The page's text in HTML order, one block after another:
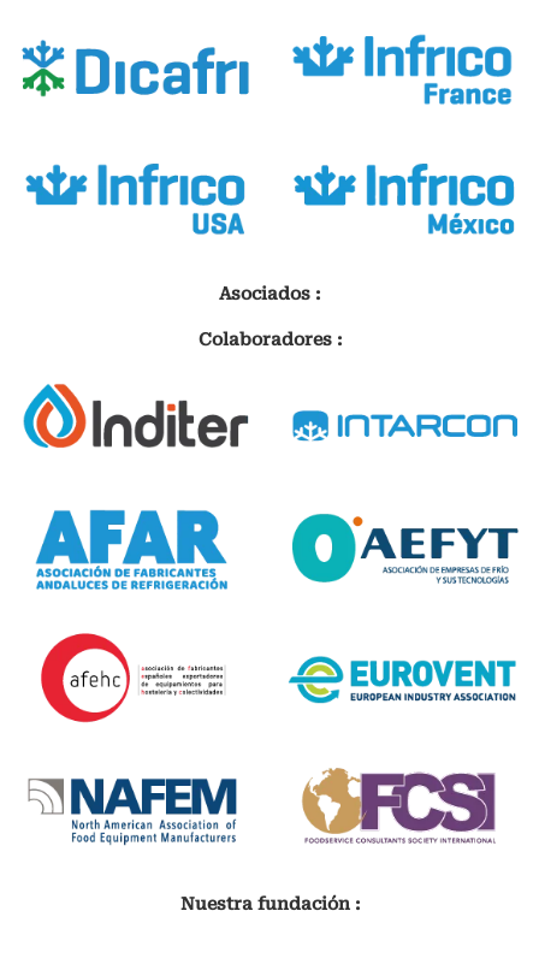
Asociados :
Colaboradores :
Nuestra fundación :